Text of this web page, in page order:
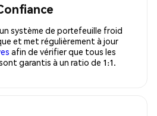
système de portefeuille froid
et met régulièrement à jour
afin de vérifier que tous les
garantis à un ratio de 1:1.